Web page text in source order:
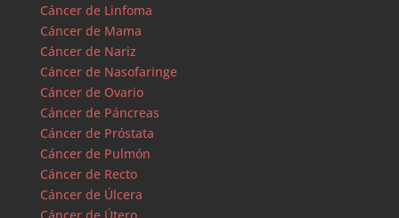
Cáncer de Linfoma
Cáncer de Mama
Cáncer de Nariz
Cáncer de Nasofaringe
Cáncer de Ovario
Cáncer de Páncreas
Cáncer de Próstata
Cáncer de Pulmón
Cáncer de Recto
Cáncer de Úlcera